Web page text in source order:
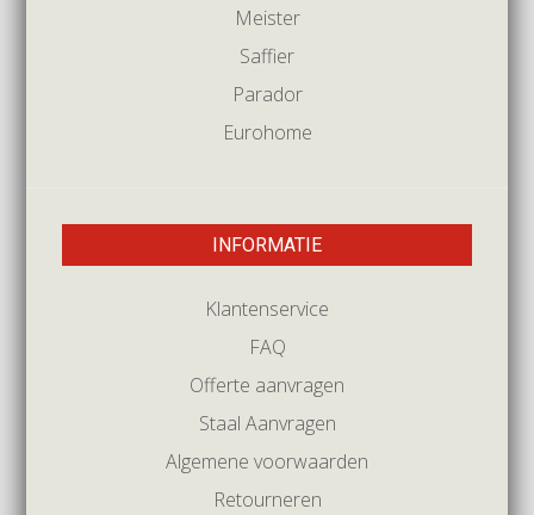
Meister
Saffier
Parador
Eurohome
INFORMATIE
Klantenservice
FAQ
Offerte aanvragen
Staal Aanvragen
Algemene voorwaarden
Retourneren